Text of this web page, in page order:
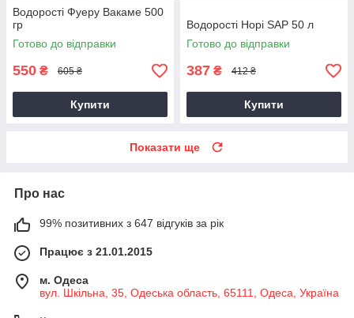
Водорості Фуеру Вакаме 500
гр
Готово до відправки
550 ₴ 605 ₴
Купити
Водорості Норі SAP 50 л
Готово до відправки
387 ₴ 412 ₴
Купити
Показати ще
Про нас
99% позитивних з 647 відгуків за рік
Працює з 21.01.2015
м. Одеса
вул. Шкільна, 35, Одеська область, 65111, Одеса, Україна